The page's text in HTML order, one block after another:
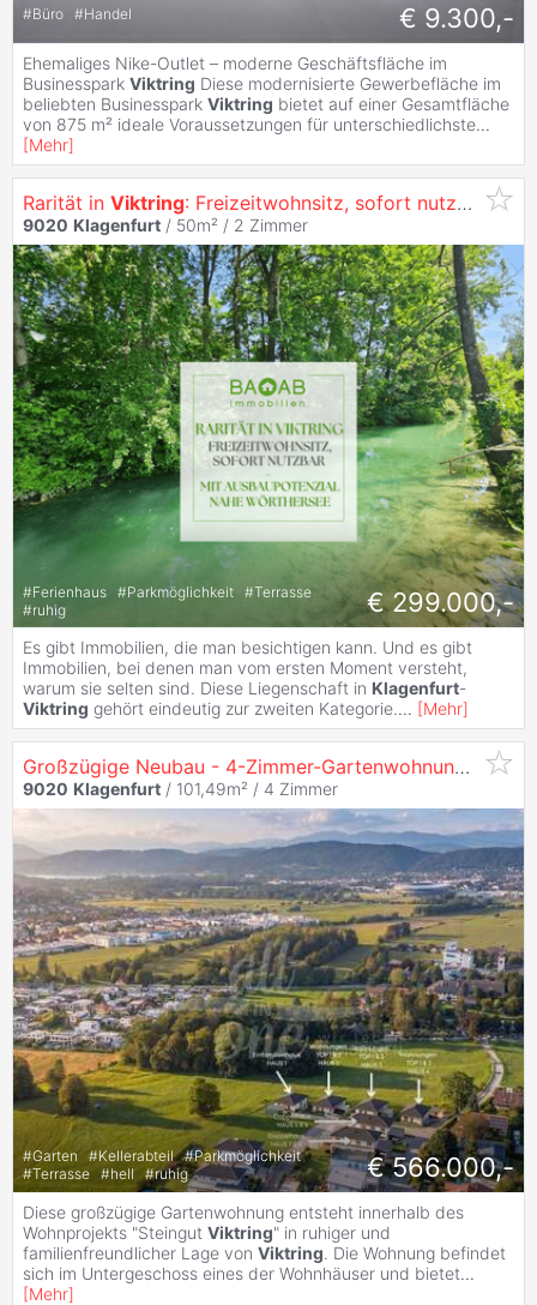
#Büro #Handel € 9.300,-
Ehemaliges Nike-Outlet – moderne Geschäftsfläche im
Businesspark Viktring Diese modernisierte Gewerbefläche im
beliebten Businesspark Viktring bietet auf einer Gesamtfläche
von 875 m² ideale Voraussetzungen für unterschiedlichste...
[Mehr]
Rarität in Viktring: Freizeitwohnsitz, sofort nutzbar – mit Ausbaupotenzial nahe Wörthersee
9020 Klagenfurt / 50m² / 2 Zimmer
#Ferienhaus #Parkmöglichkeit #Terrasse
#ruhig € 299.000,-
Es gibt Immobilien, die man besichtigen kann. Und es gibt
Immobilien, bei denen man vom ersten Moment versteht,
warum sie selten sind. Diese Liegenschaft in Klagenfurt-
Viktring gehört eindeutig zur zweiten Kategorie.... [Mehr]
Großzügige Neubau - 4-Zimmer-Gartenwohnung mit 254 m² Garten in
9020 Klagenfurt / 101,49m² / 4 Zimmer
#Garten #Kellerabteil #Parkmöglichkeit
#Terrasse #hell #ruhig € 566.000,-
Diese großzügige Gartenwohnung entsteht innerhalb des
Wohnprojekts "Steingut Viktring" in ruhiger und
familienfreundlicher Lage von Viktring. Die Wohnung befindet
sich im Untergeschoss eines der Wohnhäuser und bietet...
[Mehr]